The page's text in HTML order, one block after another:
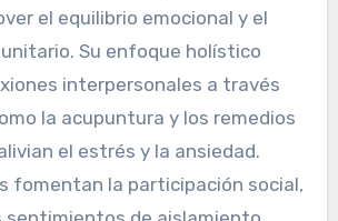
el equilibrio emocional y el
Su enfoque holístico
interpersonales a través
la acupuntura y los remedios
el estrés y la ansiedad.
fomentan la participación social,